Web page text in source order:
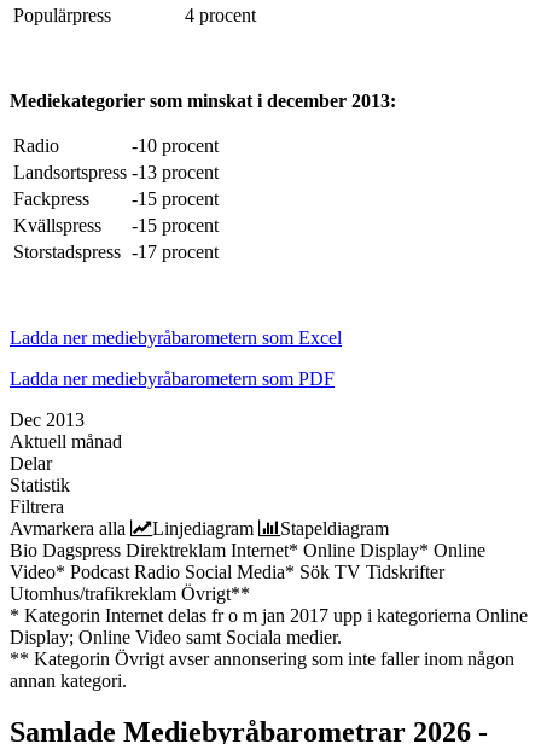
Populärpress
4 procent
Mediekategorier som minskat i december 2013:
Radio
-10 procent
Landsortspress -13 procent
Fackpress
-15 procent
Kvällspress
-15 procent
Storstadspress -17 procent
Ladda ner mediebyråbarometern som Excel
Ladda ner mediebyråbarometern som PDF
Dec 2013
Aktuell månad
Delar
Statistik
Filtrera
Avmarkera alla
Linjediagram
Stapeldiagram
Bio Dagspress Direktreklam Internet* Online Display* Online
Video* Podcast Radio Social Media* Sök TV Tidskrifter
Utomhus/trafikreklam Övrigt**
* Kategorin Internet delas fr o m jan 2017 upp i kategorierna Online
Display; Online Video samt Sociala medier.
** Kategorin Övrigt avser annonsering som inte faller inom någon
annan kategori.
Samlade Mediebyråbarometrar 2026 -